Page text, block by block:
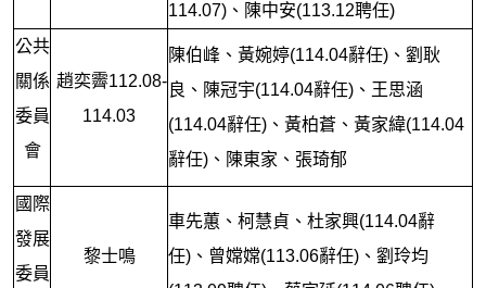
114.07)、陳中安(113.12聘任)
公共
關係
委員
會
趙奕霽112.08-
114.03
陳伯峰、黃婉婷(114.04辭任)、劉耿
良、陳冠宇(114.04辭任)、王思涵
(114.04辭任)、黃柏蒼、 黃家緯(114.04
辭任)、陳東家、張琦郁
國際
發展
委員
黎士鳴
車先蕙、柯慧貞、杜家興(114.04辭
任)、曾嫦嫦(113.06辭任)、劉玲均